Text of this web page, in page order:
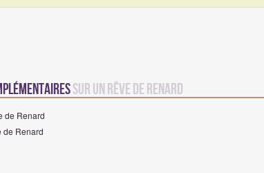
sur Un Rêve de Renard
de Renard
de Renard